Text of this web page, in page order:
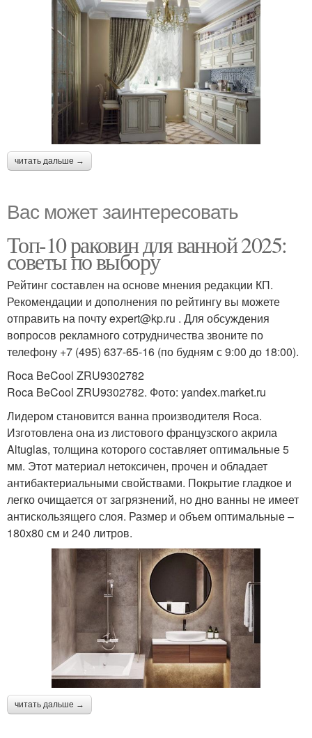
читать дальше →
Вас может заинтересовать
Топ-10 раковин для ванной 2025:
советы по выбору
Рейтинг составлен на основе мнения редакции КП.
Рекомендации и дополнения по рейтингу вы можете
отправить на почту expert@kp.ru . Для обсуждения
вопросов рекламного сотрудничества звоните по
телефону +7 (495) 637-65-16 (по будням с 9:00 до 18:00).
Roca BeCool ZRU9302782
Roca BeCool ZRU9302782. Фото: yandex.market.ru
Лидером становится ванна производителя Roca.
Изготовлена она из листового французского акрила
Altuglas, толщина которого составляет оптимальные 5
мм. Этот материал нетоксичен, прочен и обладает
антибактериальными свойствами. Покрытие гладкое и
легко очищается от загрязнений, но дно ванны не имеет
антискользящего слоя. Размер и объем оптимальные –
180х80 см и 240 литров.
читать дальше →